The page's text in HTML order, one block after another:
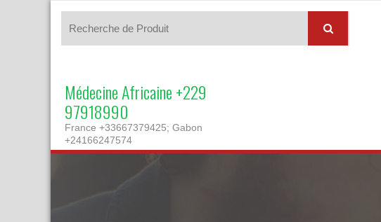
Médecine Africaine +229
97918990
France +33667379425; Gabon
+24166247574